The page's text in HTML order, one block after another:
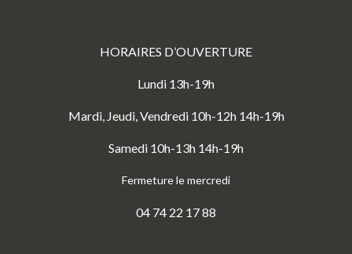
HORAIRES D’OUVERTURE
Lundi 13h-19h
Mardi, Jeudi, Vendredi 10h-12h 14h-19h
Samedi 10h-13h 14h-19h
Fermeture le mercredi
04 74 22 17 88